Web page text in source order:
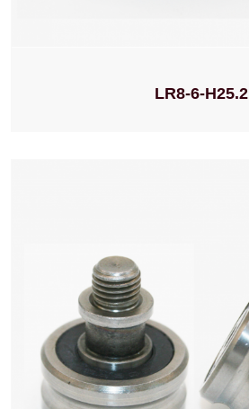
LR8-6-H25.2